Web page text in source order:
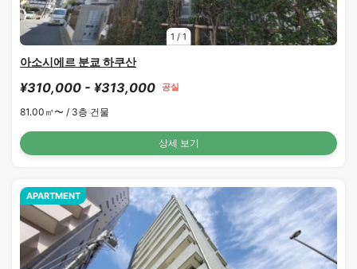
1 / 1
아소시에르 분쿄 하쿠산
¥310,000 - ¥313,000 공실
81.00㎡〜 / 3층 건물
상세 보기
APARTMENT